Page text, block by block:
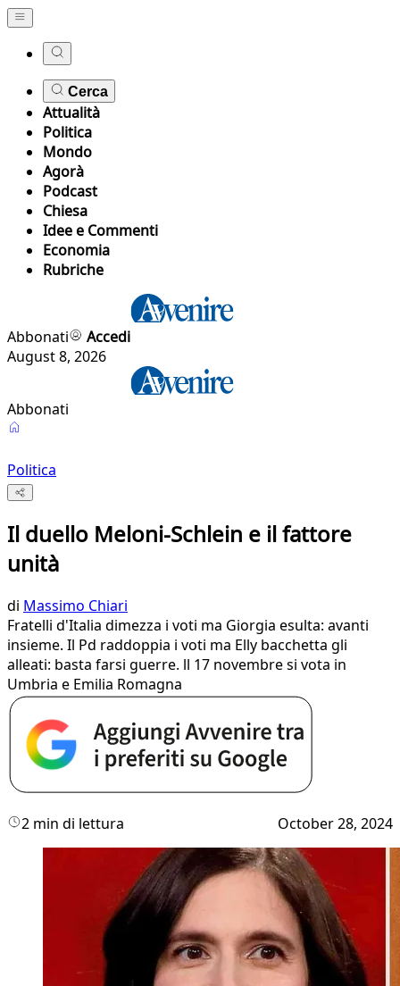
Cerca
Attualità
Politica
Mondo
Agorà
Podcast
Chiesa
Idee e Commenti
Economia
Rubriche
Abbonati
Accedi
August 8, 2026
Abbonati
Politica
Il duello Meloni-Schlein e il fattore
unità
di Massimo Chiari
Fratelli d'Italia dimezza i voti ma Giorgia esulta: avanti
insieme. Il Pd raddoppia i voti ma Elly bacchetta gli
alleati: basta farsi guerre. ll 17 novembre si vota in
Umbria e Emilia Romagna
2 min di lettura October 28, 2024